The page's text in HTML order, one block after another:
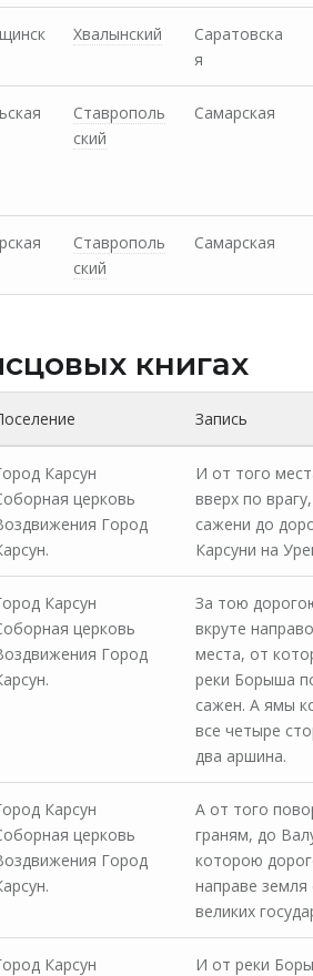
Хвалынский
Саратовска
я
Ставрополь
ский
Самарская
Ставрополь
ский
Самарская
книгах
Запись
Карсун
церковь
Город
И от того
вверх по
сажени до
Карсуни на
Карсун
церковь
Город
За тою
вкруте
места, от
реки Борыша
сажен. А ямы
все четыре
два аршина.
Карсун
церковь
Город
А от того
граням, до
которою
направе
великих
Карсун
И от реки